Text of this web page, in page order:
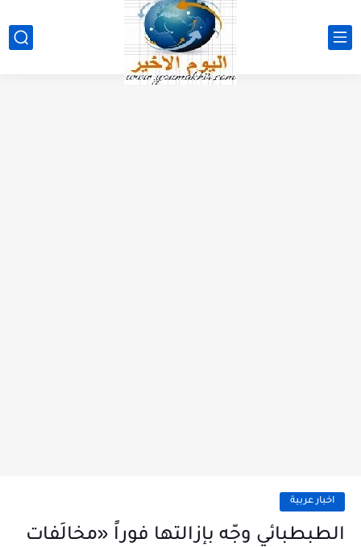
اخبار عربية
الطبطبائي وجّه بإزالتها فوراً «مخالَفات